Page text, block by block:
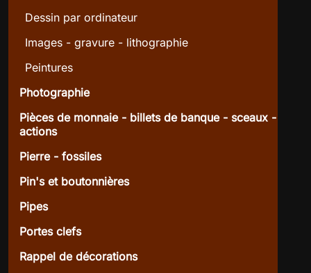
Dessin par ordinateur
Images - gravure - lithographie
Peintures
Photographie
Pièces de monnaie - billets de banque - sceaux -
actions
Pierre - fossiles
Pin's et boutonnières
Pipes
Portes clefs
Rappel de décorations